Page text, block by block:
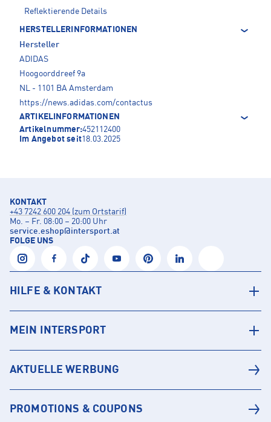
Reflektierende Details
HERSTELLERINFORMATIONEN
Hersteller
ADIDAS
Hoogoorddreef 9a
NL - 1101 BA Amsterdam
https://news.adidas.com/contactus
ARTIKELINFORMATIONEN
Artikelnummer:452112400
Im Angebot seit18.03.2025
KONTAKT
+43 7242 600 204 (zum Ortstarif)
Mo. – Fr. 08:00 – 20:00 Uhr
service.eshop@intersport.at
FOLGE UNS
HILFE & KONTAKT
MEIN INTERSPORT
AKTUELLE WERBUNG
PROMOTIONS & COUPONS